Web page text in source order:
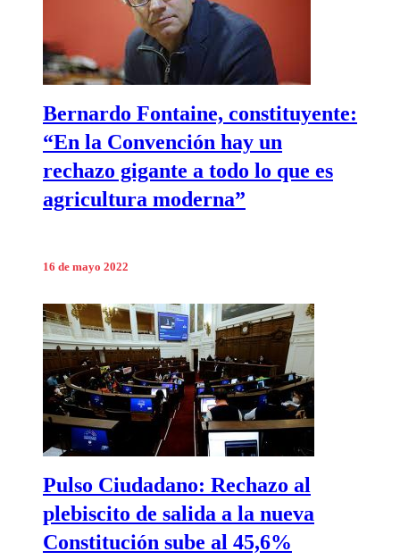
Bernardo Fontaine, constituyente:
“En la Convención hay un
rechazo gigante a todo lo que es
agricultura moderna”
16 de mayo 2022
Pulso Ciudadano: Rechazo al
plebiscito de salida a la nueva
Constitución sube al 45,6%